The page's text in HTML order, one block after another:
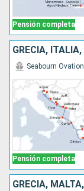
Pensión completa
Pensión completa
Seabourn Ovation